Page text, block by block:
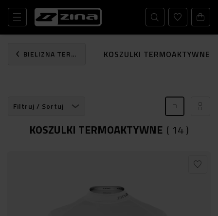
BIELIZNA TERMOAKTYWNA KOSZULKI TERMOAKTYWNE
Filtruj / Sortuj
KOSZULKI TERMOAKTYWNE ( 14)